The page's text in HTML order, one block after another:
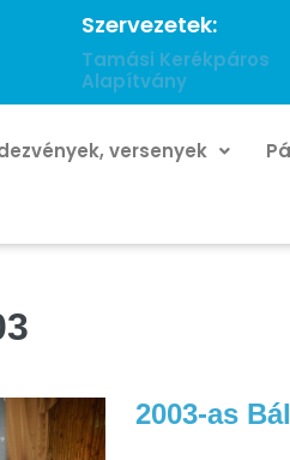
Szervezetek:
Tamási Kerékpáros
Alapítvány
versenyek
2003-as Bál